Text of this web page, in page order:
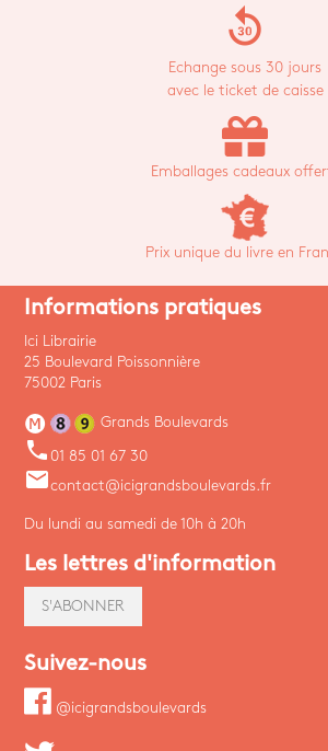
replay_30
Echange sous 30 jours
avec le ticket de caisse
Emballages cadeaux
Prix unique du livre en
Informations pratiques
Ici Librairie
25 Boulevard Poissonnière
75002 Paris
Grands Boulevards
phone 01 85 01 67 30
emailcontact@icigrandsboulevards.fr
Du lundi au samedi de 10h à 20h
Les lettres d'information
S'ABONNER
Suivez-nous
@icigrandsboulevards